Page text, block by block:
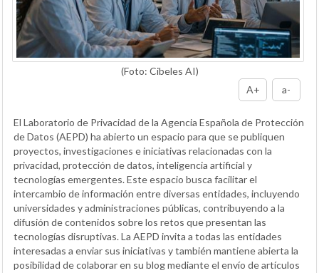
(Foto: Cibeles AI)
A+
a-
El Laboratorio de Privacidad de la Agencia Española de Protección
de Datos (AEPD) ha abierto un espacio para que se publiquen
proyectos, investigaciones e iniciativas relacionadas con la
privacidad, protección de datos, inteligencia artificial y
tecnologías emergentes. Este espacio busca facilitar el
intercambio de información entre diversas entidades, incluyendo
universidades y administraciones públicas, contribuyendo a la
difusión de contenidos sobre los retos que presentan las
tecnologías disruptivas. La AEPD invita a todas las entidades
interesadas a enviar sus iniciativas y también mantiene abierta la
posibilidad de colaborar en su blog mediante el envío de artículos